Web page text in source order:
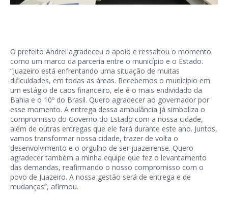
O prefeito Andrei agradeceu o apoio e ressaltou o momento
como um marco da parceria entre o município e o Estado.
“Juazeiro está enfrentando uma situação de muitas
dificuldades, em todas as áreas. Recebemos o município em
um estágio de caos financeiro, ele é o mais endividado da
Bahia e o 10º do Brasil. Quero agradecer ao governador por
esse momento. A entrega dessa ambulância já simboliza o
compromisso do Governo do Estado com a nossa cidade,
além de outras entregas que ele fará durante este ano. Juntos,
vamos transformar nossa cidade, trazer de volta o
desenvolvimento e o orgulho de ser juazeirense. Quero
agradecer também a minha equipe que fez o levantamento
das demandas, reafirmando o nosso compromisso com o
povo de Juazeiro. A nossa gestão será de entrega e de
mudanças”, afirmou.